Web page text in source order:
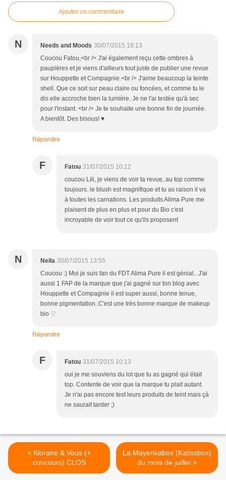
Ajouter un commentaire
N Needs and Moods 30/07/2015 18:13
Coucou Fatou,<br /> J'ai également reçu cette ombres à
paupières et je viens d'ailleurs tout juste de publier une revue
sur Houppette et Compagnie.<br /> J'aime beaucoup la teinte
shell. Que ce soit sur peau claire ou foncées, et comme tu le
dis elle accroche bien la lumière. Je ne l'ai testée qu'à sec
pour l'instant. <br /> Je te souhaite une bonne fin de journée.
A bientôt. Des bisous! ♥
Répondre
F Fatou 31/07/2015 10:12
coucou Lili, je viens de voir ta revue, au top comme
toujours. le blush est magnifique et tu as raison il va
à toutes les carnations. Les produits Alima Pure me
plaisent de plus en plus et pour du Bio c'est
incroyable de voir tout ce qu'ils proposent
N Neïla 30/07/2015 13:55
Coucou :) Moi je suis fan du FDT Alima Pure il est génial.. J'ai
aussi 1 FAP de la marque que j'ai gagné sur ton blog avec
Houppette et Compagnie il est super aussi, bonne tenue,
bonne pigmentation..C'est une très bonne marque de makeup
bio ♡
Répondre
F Fatou 31/07/2015 10:13
oui je me souviens du lot que tu as gagné qui était
top. Contente de voir que la marque tu plait autant.
Je n'ai pas encore test leurs produits de teint mais çà
ne saurait tarder ;)
< Klorane & Vous (+
concours) CLOS
La Mayenkabox (Katissbox)
du mois de juillet >